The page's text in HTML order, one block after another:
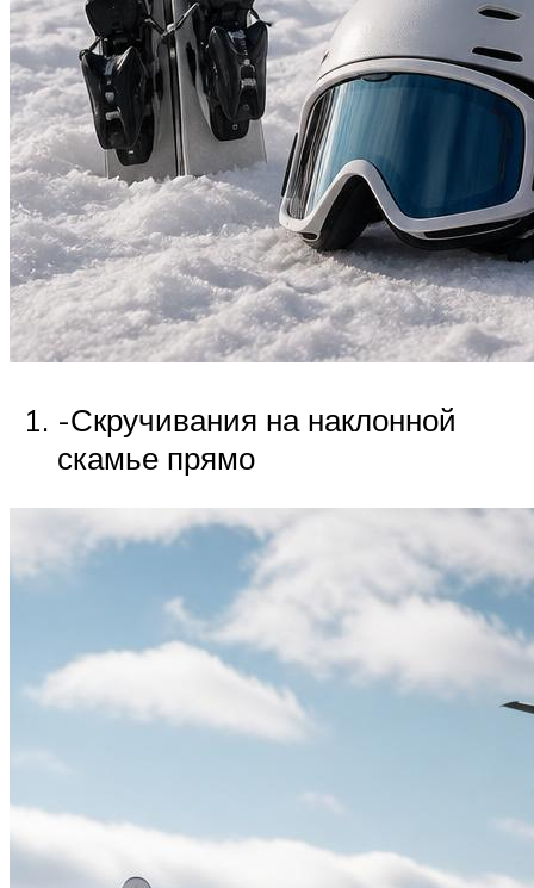
-Скручивания на наклонной
скамье прямо